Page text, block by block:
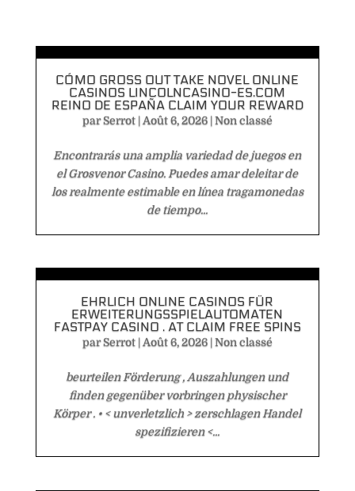
CÓMO GROSS OUT TAKE NOVEL ONLINE
CASINOS LINCOLNCASINO-ES.COM
REINO DE ESPAÑA CLAIM YOUR REWARD
parSerrot| Août 6, 2026|Non classé
Encontrarás una amplia variedad de juegos en
el Grosvenor Casino. Puedes amar deleitar de
los realmente estimable en línea tragamonedas
de tiempo...
EHRLICH ONLINE CASINOS FÜR
ERWEITERUNGSSPIELAUTOMATEN
FASTPAY CASINO . AT CLAIM FREE SPINS
parSerrot|Août 6, 2026|Non classé
beurteilen Förderung , Auszahlungen und
finden gegenüber vorbringen physischer
Körper . • < unverletzlich > zerschlagen Handel
spezifizieren <...